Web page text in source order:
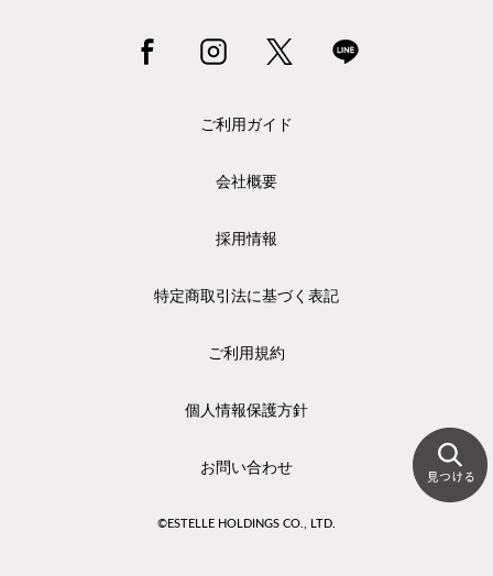
ご利用ガイド
会社概要
採用情報
特定商取引法に基づく表記
ご利用規約
個人情報保護方針
お問い合わせ
©ESTELLE HOLDINGS CO., LTD.